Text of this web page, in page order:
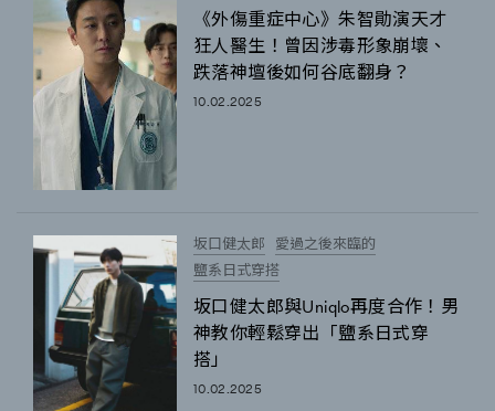
《外傷重症中心》朱智勛演天才
狂人醫生！曾因涉毒形象崩壞、
跌落神壇後如何谷底翻身？
10.02.2025
坂口健太郎
愛過之後來臨的
鹽系日式穿搭
坂口健太郎與Uniqlo再度合作！男
神教你輕鬆穿出「鹽系日式穿
搭」
10.02.2025